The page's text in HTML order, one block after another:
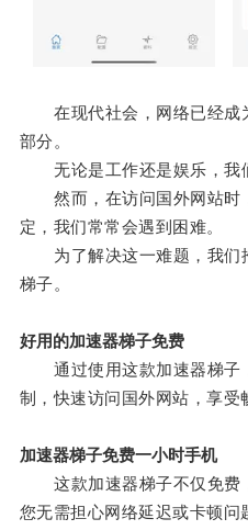
在现代社会，网络已经成
部分。
无论是工作还是娱乐，我
然而，在访问国外网站时
定，我们常常会遇到困难。
为了解决这一难题，我们
梯子。
好用的加速器梯子免费
通过使用这款加速器梯子
制，快速访问国外网站，享受
加速器梯子免费一小时手机
这款加速器梯子不仅免费
您无需担心网络延迟或卡顿问